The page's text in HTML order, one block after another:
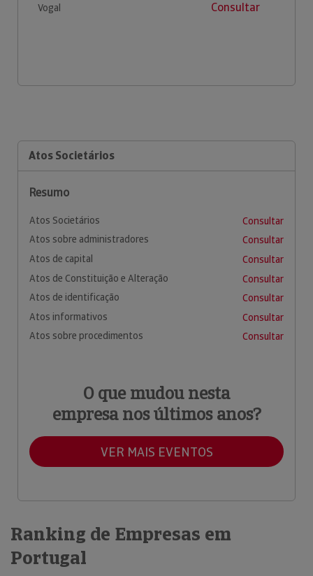
Vogal Consultar
Atos Societários
Resumo
Atos Societários
Consultar
Atos sobre administradores
Consultar
Atos de capital
Consultar
Atos de Constituição e Alteração
Consultar
Atos de identificação
Consultar
Atos informativos
Consultar
Atos sobre procedimentos
Consultar
O que mudou nesta
empresa nos últimos anos?
VER MAIS EVENTOS
Ranking de Empresas em
Portugal